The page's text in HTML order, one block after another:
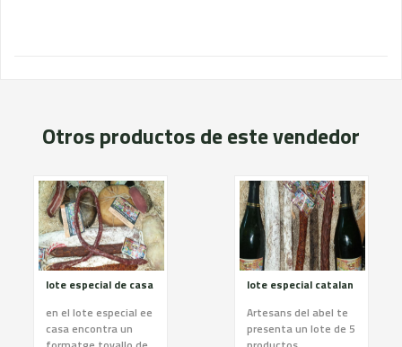
Otros productos de este vendedor
lote especial de casa
en el lote especial ee
casa encontra un
lote especial catalan
Artesans del abel te
presenta un lote de 5